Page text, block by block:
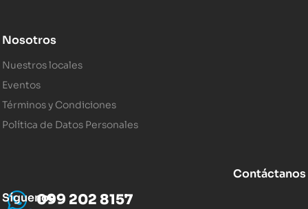
Nosotros
Nuestros locales
Eventos
Términos y Condiciones
Política de Datos Personales
Contáctanos
099 202 8157
Síguenos